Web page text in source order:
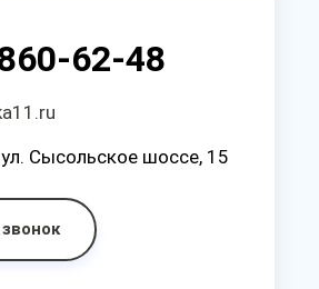
62-48
Сысольское шоссе, 15